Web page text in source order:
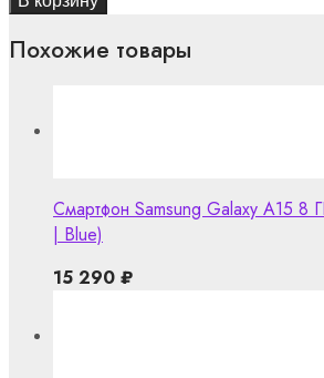
Похожие товары
Смартфон Samsung Galaxy A15 8
| Blue)
15 290 ₽